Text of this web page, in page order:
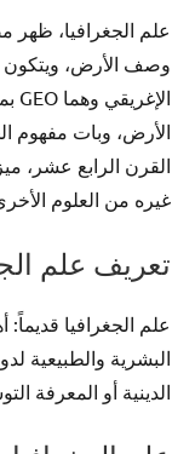
علم الجغرافيا، ظهر
وصف الأرض، ويتكون
الأرض، وبات مفهوم
القرن الرابع عشر،
غيره من العلوم
تعريف علم
علم الجغرافيا
البشرية والطبيعية
الدينية أو المعرفة